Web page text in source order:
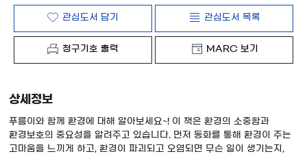
관심도서 담기 관심도서 목록
청구기호 출력 MARC 보기
상세정보
푸름이와 함께 환경에 대해 알아보세요~! 이 책은 환경의 소중함과
환경보호의 중요성을 알려주고 있습니다. 먼저 동화를 통해 환경이 주는
고마움을 느끼게 하고, 환경이 파괴되고 오염되면 무슨 일이 생기는지,